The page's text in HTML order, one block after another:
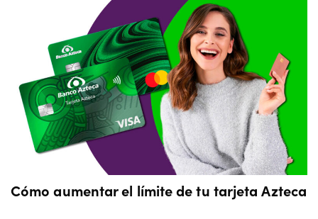
Cómo aumentar el límite de tu tarjeta Azteca